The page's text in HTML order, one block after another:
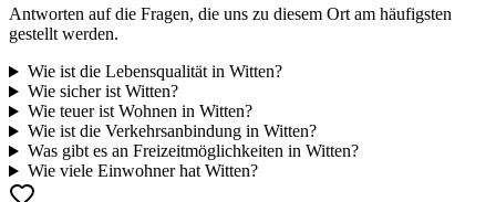
Antworten auf die Fragen, die uns zu diesem Ort am häufigsten
gestellt werden.
Wie ist die Lebensqualität in Witten?
Wie sicher ist Witten?
Wie teuer ist Wohnen in Witten?
Wie ist die Verkehrsanbindung in Witten?
Was gibt es an Freizeitmöglichkeiten in Witten?
Wie viele Einwohner hat Witten?